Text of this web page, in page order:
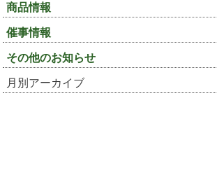
商品情報
催事情報
その他のお知らせ
月別アーカイブ